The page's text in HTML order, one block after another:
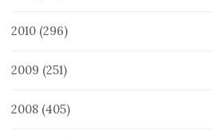
2010 (296)
2009 (251)
2008 (405)